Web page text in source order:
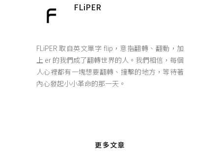
FLiPER
FLiPER 取自英文單字 flip，意指翻轉、翻動，加
上 er 的我們成了翻轉世界的人。我們相信，每個
人心裡都有一塊想要翻轉、撞擊的地方，等待著
內心發起小小革命的那一天。
更多文章